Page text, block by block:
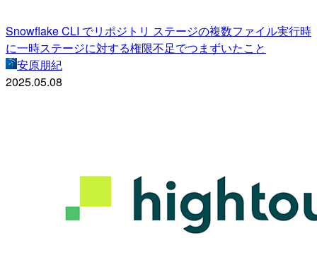
Snowflake CLI でリポジトリ ステージの複数ファイル実行時
に一時ステージに対する権限不足でつまずいたこと
安原朋紀
2025.05.08